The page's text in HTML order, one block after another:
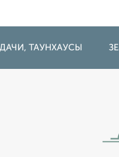
ТАУНХАУСЫ